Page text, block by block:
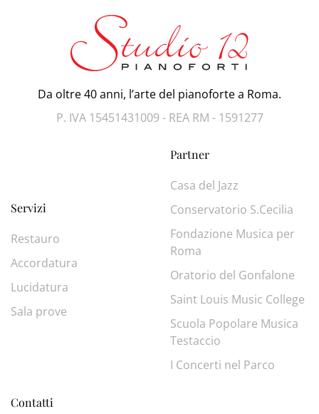
Da oltre 40 anni, l’arte del pianoforte a Roma.
P. IVA 15451431009 - REA RM - 1591277
Servizi
Restauro
Accordatura
Lucidatura
Sala prove
Partner
Casa del Jazz
Conservatorio S.Cecilia
Fondazione Musica per
Roma
Oratorio del Gonfalone
Saint Louis Music College
Scuola Popolare Musica
Testaccio
I Concerti nel Parco
Contatti